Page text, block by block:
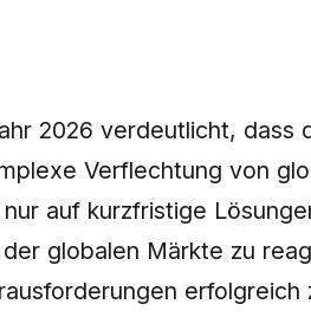
2026 verdeutlicht,
Verflechtung von
auf kurzfristige
globalen Märkte zu